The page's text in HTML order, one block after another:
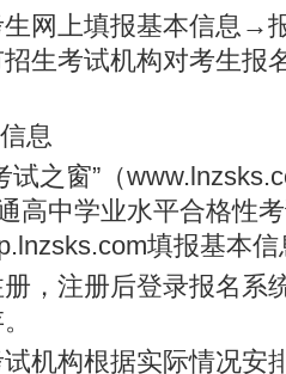
网上填报基本信息→
生考试机构对考生报
息
试之窗”（
高中学业水平合格性
填报基本信
，注册后登录报名系
机构根据实际情况安